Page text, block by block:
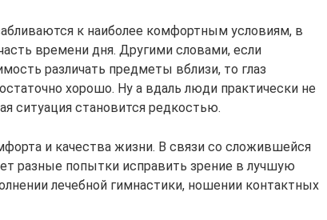
к наиболее комфортным условиям, в
времени дня. Другими словами, если
различать предметы вблизи, то глаз
хорошо. Ну а вдаль люди практически не
ситуация становится редкостью.
и качества жизни. В связи со сложившейся
разные попытки исправить зрение в лучшую
лечебной гимнастики, ношении контактных